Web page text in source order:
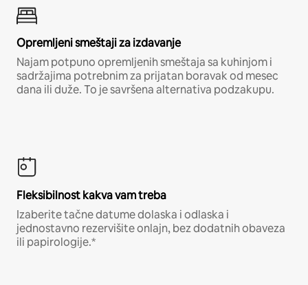
Opremljeni smeštaji za izdavanje
Najam potpuno opremljenih smeštaja sa kuhinjom i
sadržajima potrebnim za prijatan boravak od mesec
dana ili duže. To je savršena alternativa podzakupu.
Fleksibilnost kakva vam treba
Izaberite tačne datume dolaska i odlaska i
jednostavno rezervišite onlajn, bez dodatnih obaveza
ili papirologije.*